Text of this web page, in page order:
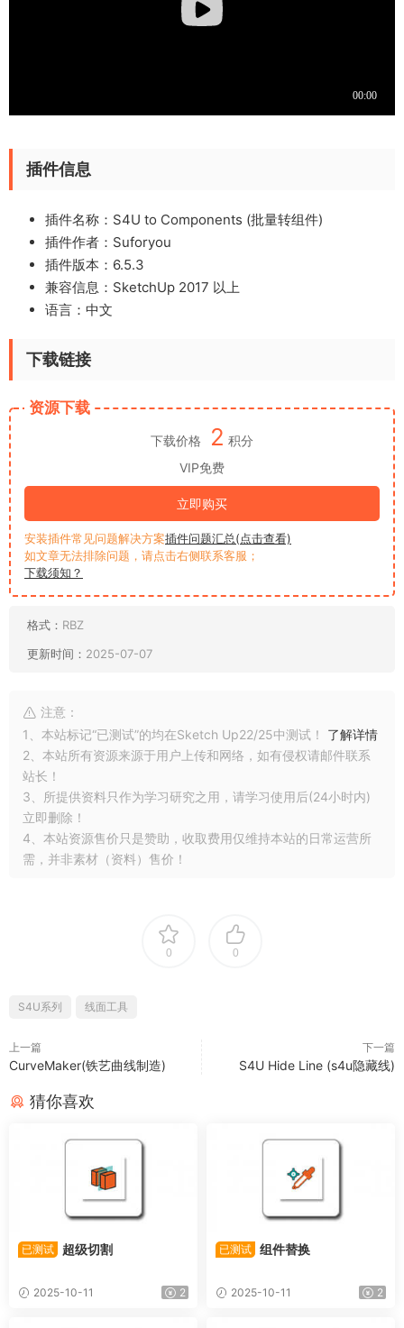
插件信息
插件名称：S4U to Components (批量转组件)
插件作者：Suforyou
插件版本：6.5.3
兼容信息：SketchUp 2017 以上
语言：中文
下载链接
资源下载
下载价格 2 积分
VIP免费
立即购买
安装插件常见问题解决方案插件问题汇总(点击查看)
如文章无法排除问题，请点击右侧联系客服；
下载须知？
格式： RBZ
更新时间： 2025-07-07
注意：
1、本站标记“已测试”的均在Sketch Up22/25中测试！ 了解详情
2、本站所有资源来源于用户上传和网络，如有侵权请邮件联系
站长！
3、所提供资料只作为学习研究之用，请学习使用后(24小时内)
立即删除！
4、本站资源售价只是赞助，收取费用仅维持本站的日常运营所
需，并非素材（资料）售价！
0 0
S4U系列 线面工具
上一篇
CurveMaker(铁艺曲线制造)
下一篇
S4U Hide Line (s4u隐藏线)
猜你喜欢
已测试 超级切割
2025-10-11 2
已测试 组件替换
2025-10-11 2